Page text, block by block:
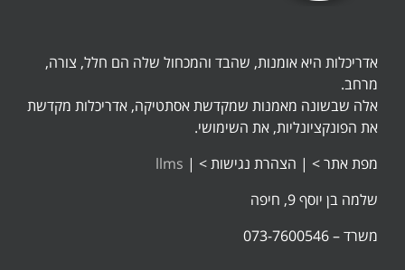
אדריכלות היא אומנות, שהבד והמכחול שלה הם חלל, צורה,
מרחב.
אלה שבשונה מאמנות שמקדשת אסתטיקה, אדריכלות מקדשת
את הפונקציונליות, את השימושי.
מפת אתר > | הצהרת נגישות > |
llms
שלמה בן יוסף 9, חיפה
משרד – 073-7600546